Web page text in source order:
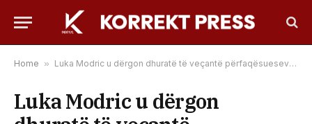
Home » Luka Modric u dërgon dhuratë të veçantë përfaqësueseve të Kroacisë në Vjenë para finales së Eurovisionit
Luka Modric u dërgon